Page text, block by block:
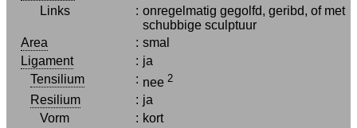
Links
: onregelmatig gegolfd, geribd, of met
schubbige sculptuur
Area
: smal
Ligament
: ja
Tensilium
: nee 2
Resilium : ja
Vorm
: kort